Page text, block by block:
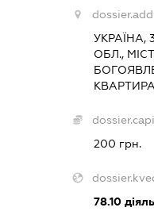
УКРАЇНА,
ОБЛ.,
200 грн.
78.10